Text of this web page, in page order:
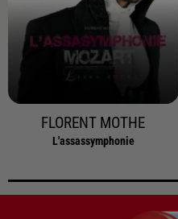
FLORENT MOTHE
L'assassymphonie